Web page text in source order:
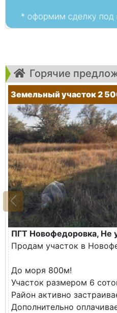
Горячие
Земельный участок 2
ПГТ Новофедоровка, Не
Продам участок в
До моря 800м!
Участок размером 6
Район активно
Дополнительно